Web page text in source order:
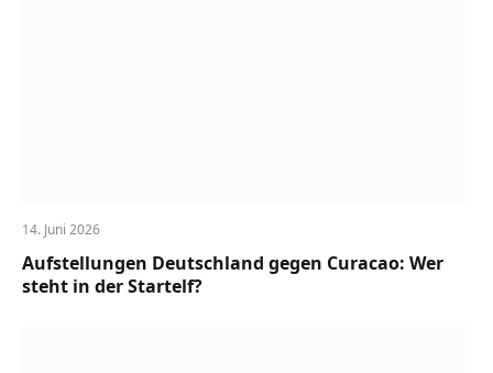
14. Juni 2026
Aufstellungen Deutschland gegen Curacao: Wer
steht in der Startelf?